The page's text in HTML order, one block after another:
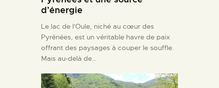
d’énergie
Le lac de l'Oule, niché au cœur des
Pyrénées, est un véritable havre de paix
offrant des paysages à couper le souffle.
Mais au-delà de…